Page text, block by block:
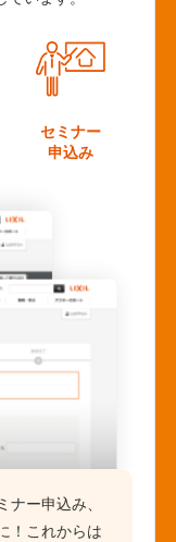
セミナー
申込み
ナー申込み、
！これからは